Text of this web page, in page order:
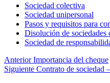
Sociedad colectiva
Sociedad unipersonal
Pasos y requisitos para
Disolución de sociedades
Sociedad de
Anterior Importancia del cheque
Siguiente Contrato de sociedad